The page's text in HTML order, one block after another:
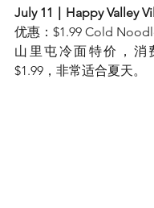
July 11｜Happy Valley
优惠：$1.99 Cold
山里屯冷面特价，消
$1.99，非常适合夏天。